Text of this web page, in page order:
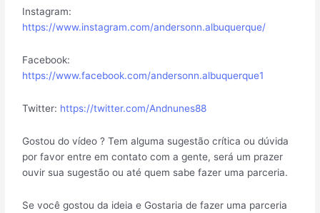
Instagram:
https://www.instagram.com/andersonn.albuquerque/
Facebook:
https://www.facebook.com/andersonn.albuquerque1
Twitter: https://twitter.com/Andnunes88
Gostou do vídeo ? Tem alguma sugestão crítica ou dúvida
por favor entre em contato com a gente, será um prazer
ouvir sua sugestão ou até quem sabe fazer uma parceria.
Se você gostou da ideia e Gostaria de fazer uma parceria